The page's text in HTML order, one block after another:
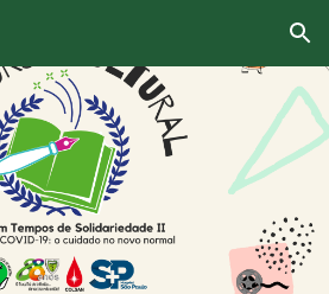
Skip to navigation